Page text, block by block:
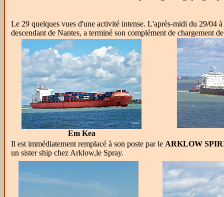
Le 29 quelques vues d'une activité intense. L'après-midi du 29/04
descendant de Nantes, a terminé son complément de chargement
Em Kea
Il est immédiatement remplacé à son poste par le ARKLOW
un sister ship chez Arklow,le Spray.